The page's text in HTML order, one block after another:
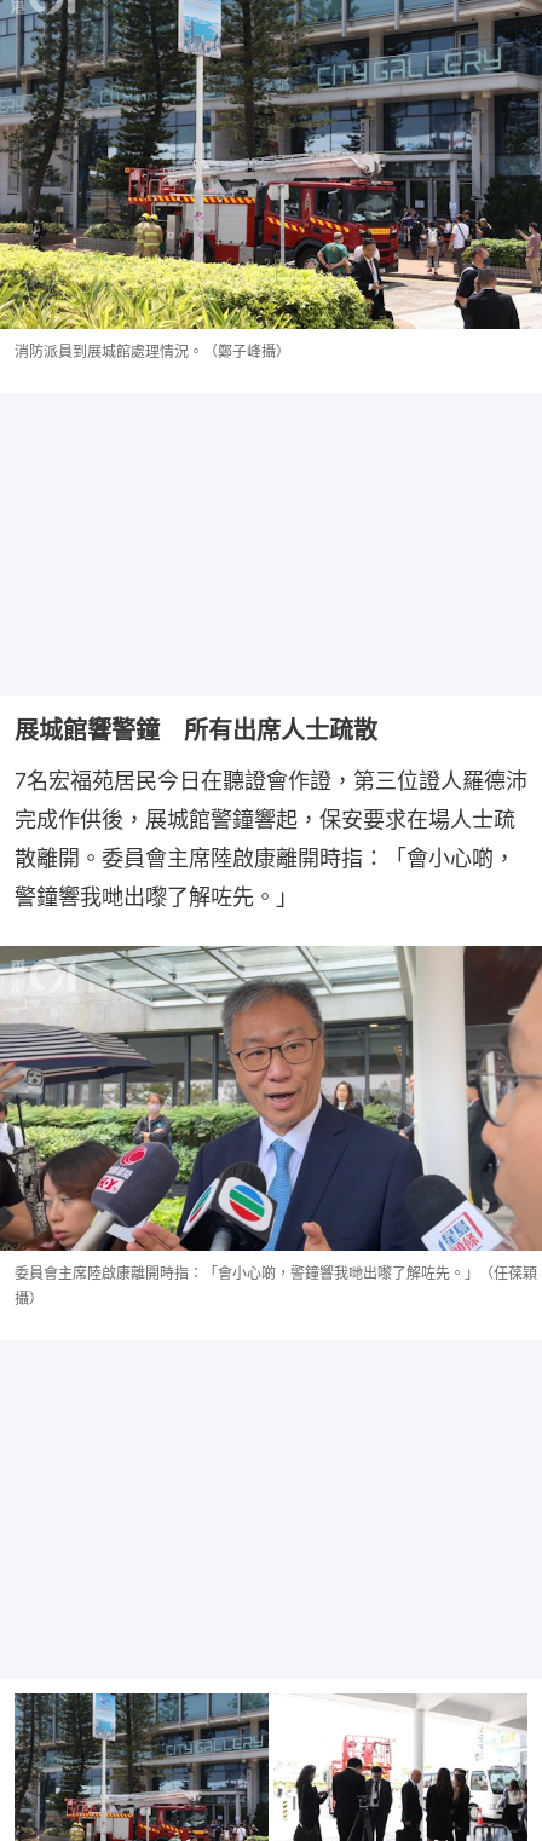
消防派員到展城館處理情況。（鄭子峰攝）
展城館響警鐘 所有出席人士疏散
7名宏福苑居民今日在聽證會作證，第三位證人羅德沛
完成作供後，展城館警鐘響起，保安要求在場人士疏
散離開。委員會主席陸啟康離開時指：「會小心啲，
警鐘響我哋出嚟了解咗先。」
委員會主席陸啟康離開時指：「會小心啲，警鐘響我哋出嚟了解咗先。」（任葆穎
攝）